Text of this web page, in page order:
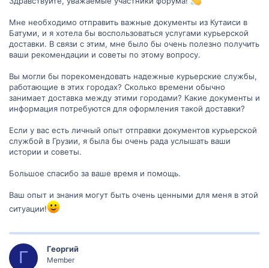
Мне необходимо отправить важные документы из Кутаиси в
Батуми, и я хотела бы воспользоваться услугами курьерской
доставки. В связи с этим, мне было бы очень полезно получить
ваши рекомендации и советы по этому вопросу.
Вы могли бы порекомендовать надежные курьерские службы,
работающие в этих городах? Сколько времени обычно
занимает доставка между этими городами? Какие документы и
информация потребуются для оформления такой доставки?
Если у вас есть личный опыт отправки документов курьерской
службой в Грузии, я была бы очень рада услышать ваши
истории и советы.
Большое спасибо за ваше время и помощь.
Ваш опыт и знания могут быть очень ценными для меня в этой
ситуации!
Г Георгий
Member